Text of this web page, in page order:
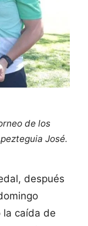
de los
José.
después
la caída de